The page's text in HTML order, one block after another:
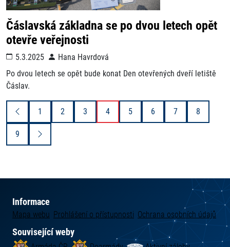
Čáslavská základna se po dvou letech opět
otevře veřejnosti
5.3.2025
Hana Havrdová
Po dvou letech se opět bude konat Den otevřených dveří letiště
Čáslav.
1 2 3 4 5 6 7 8
9
Informace
Mapa webu Prohlášení o přístupnosti Ochrana osobních údajů
Související weby